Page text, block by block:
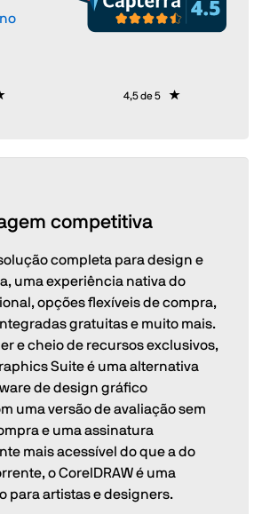
4,5 de 5
competitiva
completa para design e
uma experiência nativa do
opções flexíveis de compra,
gratuitas e muito mais.
e cheio de recursos exclusivos,
Suite é uma alternativa
de design gráfico
uma versão de avaliação sem
e uma assinatura
mais acessível do que a do
o CorelDRAW é uma
para artistas e designers.